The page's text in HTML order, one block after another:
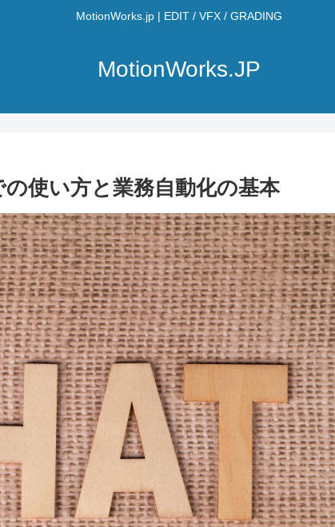
MotionWorks.jp | EDIT / VFX / GRADING
MotionWorks.JP
使い方と業務自動化の基本